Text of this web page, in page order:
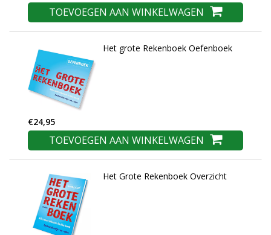
TOEVOEGEN AAN WINKELWAGEN
Het grote Rekenboek Oefenboek
€24,95
TOEVOEGEN AAN WINKELWAGEN
Het Grote Rekenboek Overzicht